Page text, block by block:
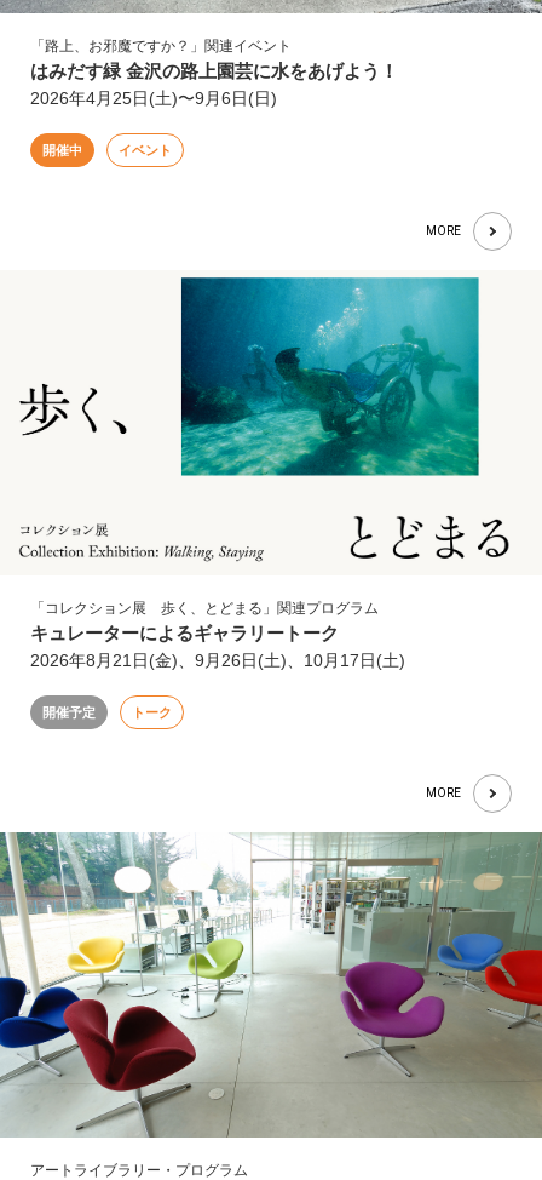
「路上、お邪魔ですか？」関連イベント
はみだす緑 金沢の路上園芸に水をあげよう！
2026年4月25日(土)〜9月6日(日)
開催中 イベント
MORE
「コレクション展 歩く、とどまる」関連プログラム
キュレーターによるギャラリートーク
2026年8月21日(金)、9月26日(土)、10月17日(土)
開催予定 トーク
MORE
アートライブラリー・プログラム